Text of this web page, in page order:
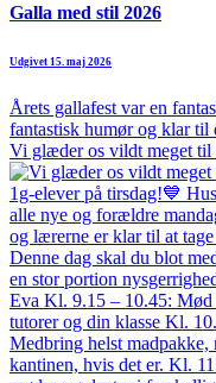
Galla med stil 2026
Udgivet 15. maj 2026
Årets gallafest var en
fantastisk humør og klar til
Vi glæder os vildt meget til